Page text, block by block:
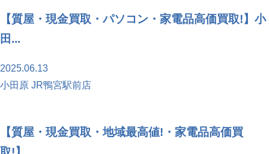
【質屋・現金買取・パソコン・家電品高価買取!】小
田...
2025.06.13
小田原 JR鴨宮駅前店
【質屋・現金買取・地域最高値!・家電品高価買